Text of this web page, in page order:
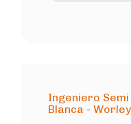
Ingeniero
Blanca - Worley